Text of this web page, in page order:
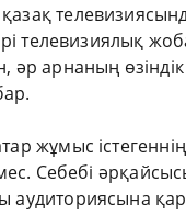
ірі телевизиялық
арнаның
жұмыс
Себебі